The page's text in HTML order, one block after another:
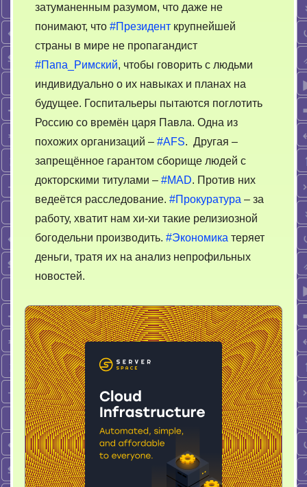
затуманенным разумом, что даже не
понимают, что #Президент крупнейшей
страны в мире не пропагандист
#Папа_Римский, чтобы говорить с людьми
индивидуально о их навыках и планах на
будущее. Госпитальеры пытаются поглотить
Россию со времён царя Павла. Одна из
похожих организаций – #AFS. Другая –
запрещённое гарантом сборище людей с
докторскими титулами – #MAD. Против них
ведеётся расследование. #Прокуратура – за
работу, хватит нам хи-хи такие релизиозной
богодельни производить. #Экономика теряет
деньги, тратя их на анализ непрофильных
новостей.